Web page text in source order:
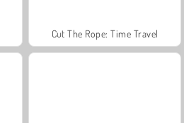
Cut The Rope: Time Travel